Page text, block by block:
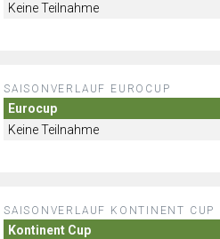
Keine Teilnahme
SAISONVERLAUF EUROCUP
Eurocup
Keine Teilnahme
SAISONVERLAUF KONTINENT CUP
Kontinent Cup